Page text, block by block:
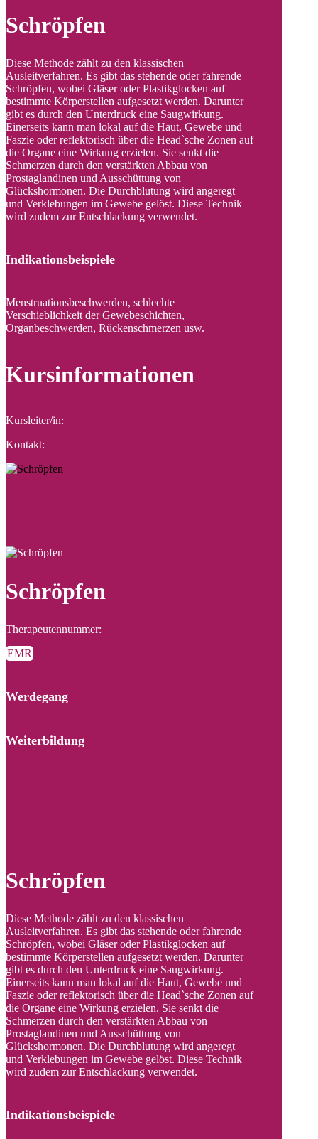
Schröpfen
Diese Methode zählt zu den klassischen
Ausleitverfahren. Es gibt das stehende oder fahrende
Schröpfen, wobei Gläser oder Plastikglocken auf
bestimmte Körperstellen aufgesetzt werden. Darunter
gibt es durch den Unterdruck eine Saugwirkung.
Einerseits kann man lokal auf die Haut, Gewebe und
Faszie oder reflektorisch über die Head`sche Zonen auf
die Organe eine Wirkung erzielen. Sie senkt die
Schmerzen durch den verstärkten Abbau von
Prostaglandinen und Ausschüttung von
Glückshormonen. Die Durchblutung wird angeregt
und Verklebungen im Gewebe gelöst. Diese Technik
wird zudem zur Entschlackung verwendet.
Indikationsbeispiele
Menstruationsbeschwerden, schlechte
Verschieblichkeit der Gewebeschichten,
Organbeschwerden, Rückenschmerzen usw.
Kursinformationen
Kursleiter/in:
Kontakt:
Schröpfen
Therapeutennummer:
EMR
Werdegang
Weiterbildung
Schröpfen
Diese Methode zählt zu den klassischen
Ausleitverfahren. Es gibt das stehende oder fahrende
Schröpfen, wobei Gläser oder Plastikglocken auf
bestimmte Körperstellen aufgesetzt werden. Darunter
gibt es durch den Unterdruck eine Saugwirkung.
Einerseits kann man lokal auf die Haut, Gewebe und
Faszie oder reflektorisch über die Head`sche Zonen auf
die Organe eine Wirkung erzielen. Sie senkt die
Schmerzen durch den verstärkten Abbau von
Prostaglandinen und Ausschüttung von
Glückshormonen. Die Durchblutung wird angeregt
und Verklebungen im Gewebe gelöst. Diese Technik
wird zudem zur Entschlackung verwendet.
Indikationsbeispiele